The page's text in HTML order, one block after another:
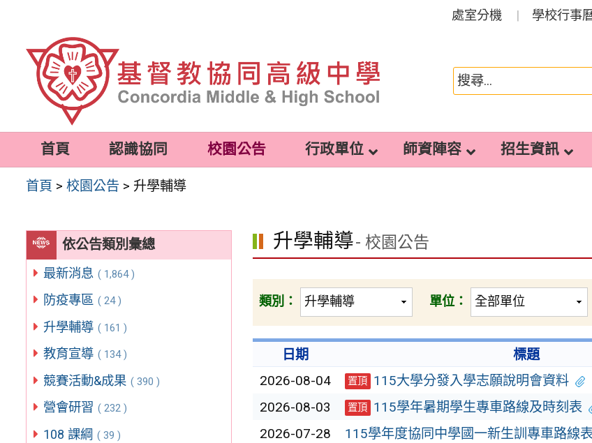
容
處室分機 學校行事
首頁 認識協同 校園公告 行政單位 師資陣容 招生資訊
首頁 >校園公告 > 升學輔導
依公告類別彙總
最新消息 ( 1,864 )
防疫專區 ( 24 )
升學輔導 ( 161 )
教育宣導 ( 134 )
競賽活動&成果 ( 390 )
營會研習 ( 232 )
108 課綱 ( 39 )
升學輔導- 校園公告
類別： 單位：
日期 標題
2026-08-04
置頂 115大學分發入學志願說明會資料
2026-08-03 置頂 115學年暑期學生專車路線及時刻表
2026-07-28 115學年度協同中學國一新生訓專車路線